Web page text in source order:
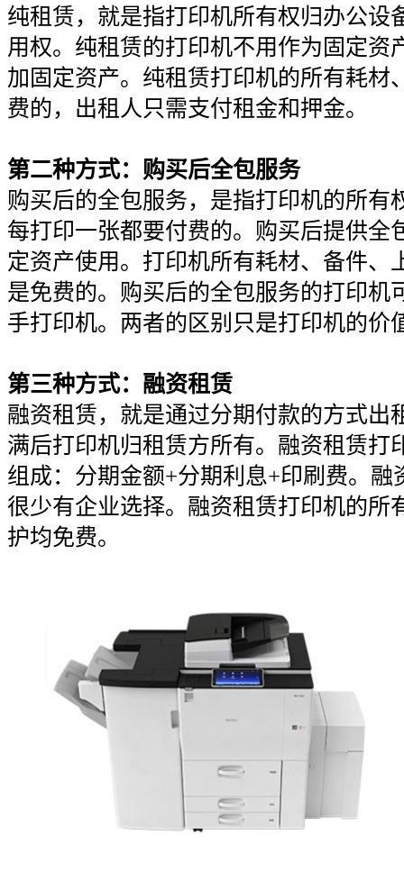
纯租赁，就是指打印机所有权归办公设
用权。纯租赁的打印机不用作为固定资
加固定资产。纯租赁打印机的所有耗材
费的，出租人只需支付租金和押金。
第二种方式：购买后全包服务
购买后的全包服务，是指打印机的所有
每打印一张都要付费的。购买后提供全
定资产使用。打印机所有耗材、备件、
是免费的。购买后的全包服务的打印机
手打印机。两者的区别只是打印机的价
第三种方式：融资租赁
融资租赁，就是通过分期付款的方式出
满后打印机归租赁方所有。融资租赁打
组成：分期金额+分期利息+印刷费。
很少有企业选择。融资租赁打印机的所
护均免费。